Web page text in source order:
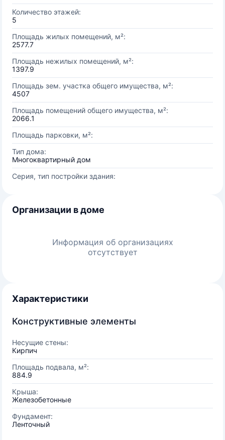
Количество этажей:
5
Площадь жилых помещений, м²:
2577.7
Площадь нежилых помещений, м²:
1397.9
Площадь зем. участка общего имущества, м²:
4507
Площадь помещений общего имущества, м²:
2066.1
Площадь парковки, м²:
Тип дома:
Многоквартирный дом
Серия, тип постройки здания:
Организации в доме
Информация об организациях
отсутствует
Характеристики
Конструктивные элементы
Несущие стены:
Кирпич
Площадь подвала, м²:
884.9
Крыша:
Железобетонные
Фундамент:
Ленточный